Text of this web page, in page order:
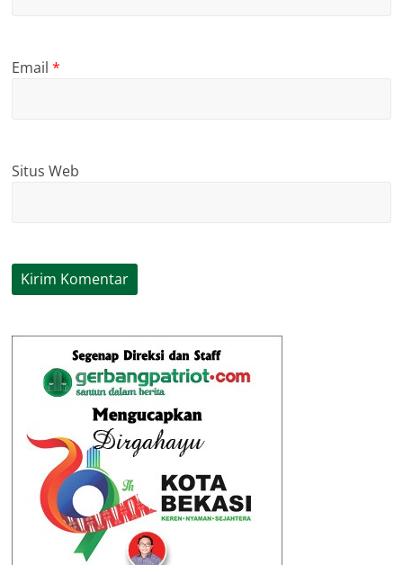
Email*
Situs Web